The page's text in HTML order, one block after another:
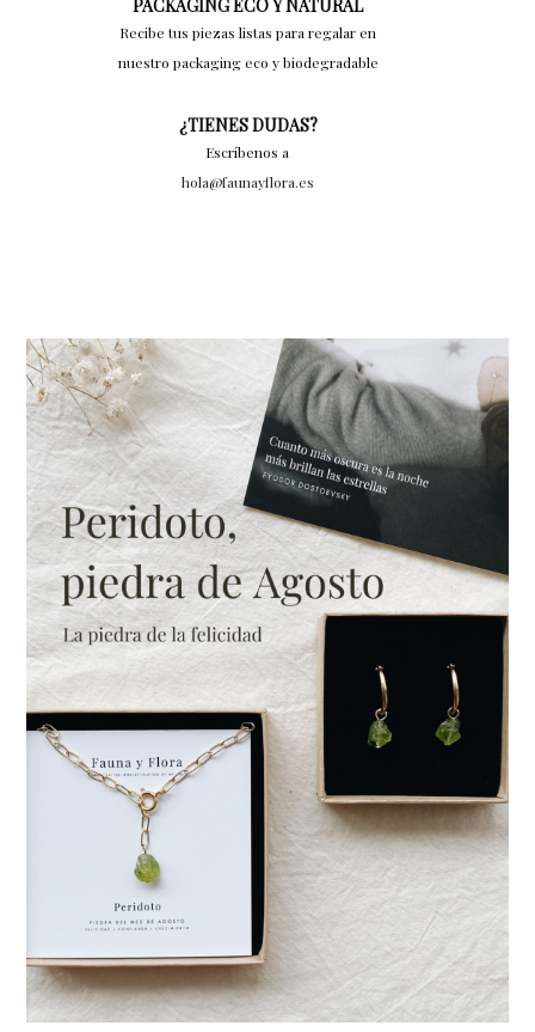
PACKAGING ECO Y NATURAL
Recibe tus piezas listas para regalar en
nuestro packaging eco y biodegradable
¿TIENES DUDAS?
Escríbenos a
hola@faunayflora.es